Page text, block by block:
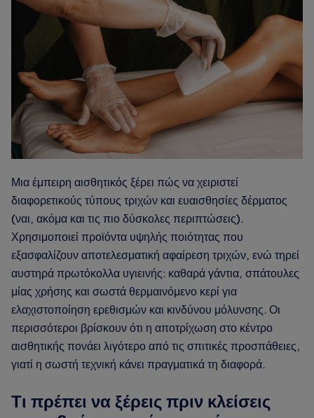
Μια έμπειρη αισθητικός ξέρει πώς να χειριστεί
διαφορετικούς τύπους τριχών και ευαισθησίες δέρματος
(ναι, ακόμα και τις πιο δύσκολες περιπτώσεις).
Χρησιμοποιεί προϊόντα υψηλής ποιότητας που
εξασφαλίζουν αποτελεσματική αφαίρεση τριχών, ενώ τηρεί
αυστηρά πρωτόκολλα υγιεινής: καθαρά γάντια, σπάτουλες
μίας χρήσης και σωστά θερμαινόμενο κερί για
ελαχιστοποίηση ερεθισμών και κινδύνου μόλυνσης. Οι
περισσότεροι βρίσκουν ότι η αποτρίχωση στο κέντρο
αισθητικής πονάει λιγότερο από τις σπιτικές προσπάθειες,
γιατί η σωστή τεχνική κάνει πραγματικά τη διαφορά.
Τι πρέπει να ξέρεις πριν κλείσεις